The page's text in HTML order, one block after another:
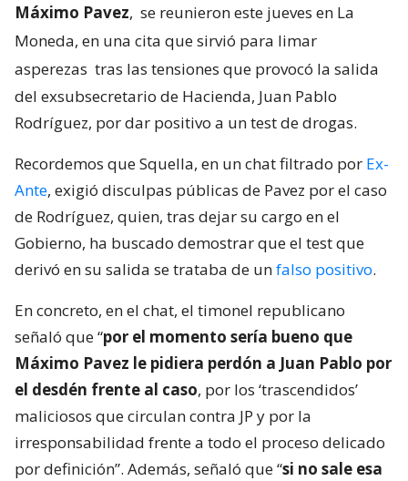
Máximo Pavez, se reunieron este jueves en La
Moneda, en una cita que sirvió para limar
asperezas tras las tensiones que provocó la salida
del exsubsecretario de Hacienda, Juan Pablo
Rodríguez, por dar positivo a un test de drogas.
Recordemos que Squella, en un chat filtrado por Ex-
Ante, exigió disculpas públicas de Pavez por el caso
de Rodríguez, quien, tras dejar su cargo en el
Gobierno, ha buscado demostrar que el test que
derivó en su salida se trataba de unfalso positivo.
En concreto, en el chat, el timonel republicano
señaló que “por el momento sería bueno que
Máximo Pavez le pidiera perdón a Juan Pablo por
el desdén frente al caso, por los ‘trascendidos’
maliciosos que circulan contra JP y por la
irresponsabilidad frente a todo el proceso delicado
por definición”. Además, señaló que “si no sale esa